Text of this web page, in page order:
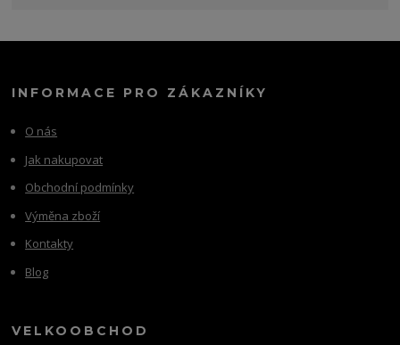
INFORMACE PRO ZÁKAZNÍKY
O nás
Jak nakupovat
Obchodní podmínky
Výměna zboží
Kontakty
Blog
VELKOOBCHOD